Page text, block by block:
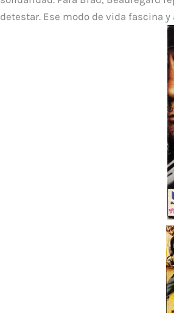
detestar. Ese modo de vida fascina y